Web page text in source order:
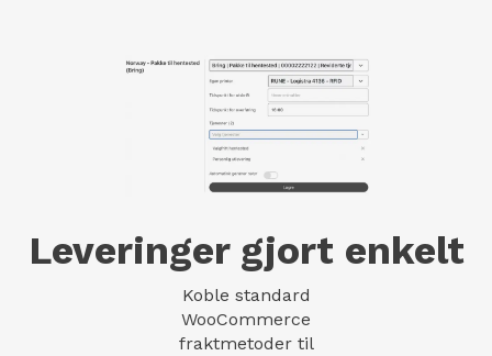
Leveringer gjort enkelt
Koble standard
WooCommerce
fraktmetoder til